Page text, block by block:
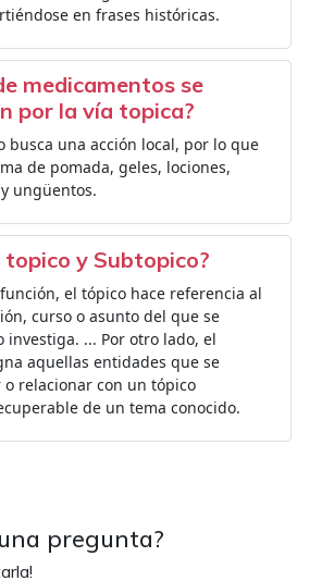
en frases históricas.
medicamentos se
por la vía topica?
busca una acción local, por lo que
de pomada, geles, lociones,
ungüentos.
topico y Subtopico?
el tópico hace referencia al
curso o asunto del que se
investiga. ... Por otro lado, el
aquellas entidades que se
o relacionar con un tópico
de un tema conocido.
pregunta?